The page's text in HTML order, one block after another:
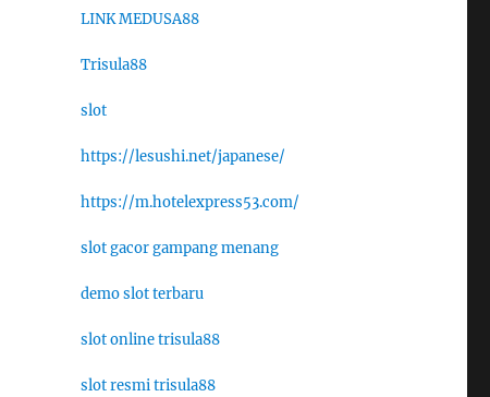
LINK MEDUSA88
Trisula88
slot
https://lesushi.net/japanese/
https://m.hotelexpress53.com/
slot gacor gampang menang
demo slot terbaru
slot online trisula88
slot resmi trisula88